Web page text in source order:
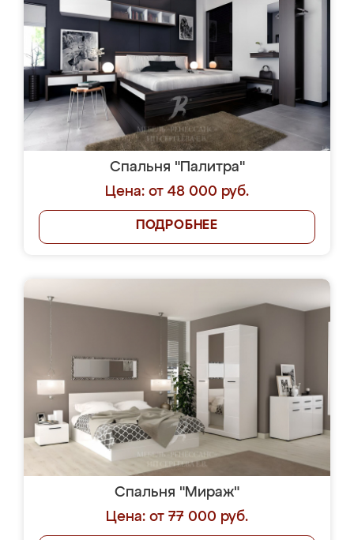
Спальня "Палитра"
Цена: от 48 000 руб.
ПОДРОБНЕЕ
Спальня "Мираж"
Цена: от 77 000 руб.